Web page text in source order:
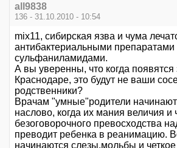
all9838
136 - 31.10.2010 - 10:54
mix11, сибирская язва и чума
антибактериальными препаратами
сульфаниламидами.
А вы уверенны, что когда
Краснодаре, это будут не ваши
родственники?
Врачам "умные"родители
наслово, когда их мания величия и
безоговорочного превосходства
преводит ребенка в реанимацию.
начинаются слезы,мольбы и